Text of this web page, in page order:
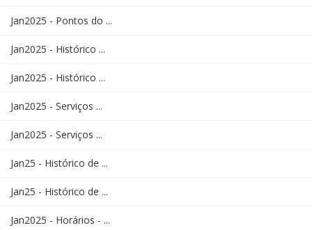
Jan2025 - Pontos do ...
Jan2025 - Histórico ...
Jan2025 - Histórico ...
Jan2025 - Serviços ...
Jan2025 - Serviços ...
Jan25 - Histórico de ...
Jan25 - Histórico de ...
Jan2025 - Horários - ...